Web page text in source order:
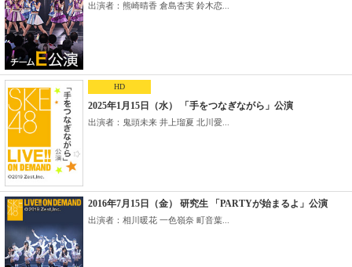
出演者：熊崎晴香 倉島杏実 鈴木恋...
HD
2025年1月15日（水） 「手をつなぎながら」公演
出演者：鬼頭未来 井上瑠夏 北川愛...
2016年7月15日（金） 研究生 「PARTYが始まるよ」公演
出演者：相川暖花 一色嶺奈 町音葉...